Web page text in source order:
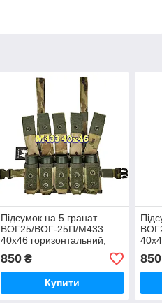
Підсумок на 5 гранат
ВОГ25/ВОГ-25П/М433
40х46 горизонтальний,
стегно-пояс, мультикам.
В125
850₴
Купити
850